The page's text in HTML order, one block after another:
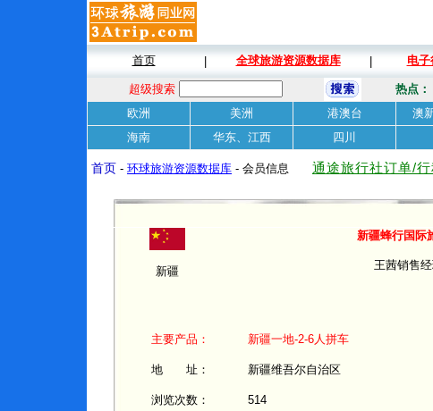
首页 全球旅游资源数据库 电子
超级搜索 热点：
欧洲
美洲 港澳台 澳
海南
华东、江西 四川
首页 - 环球旅游资源数据库 - 会员信息 通途旅行社订单/
新疆
新疆蜂行国际
王茜销售
主要产品： 新疆一地-2-6人拼车
地 址： 新疆维吾尔自治区
浏览次数： 514